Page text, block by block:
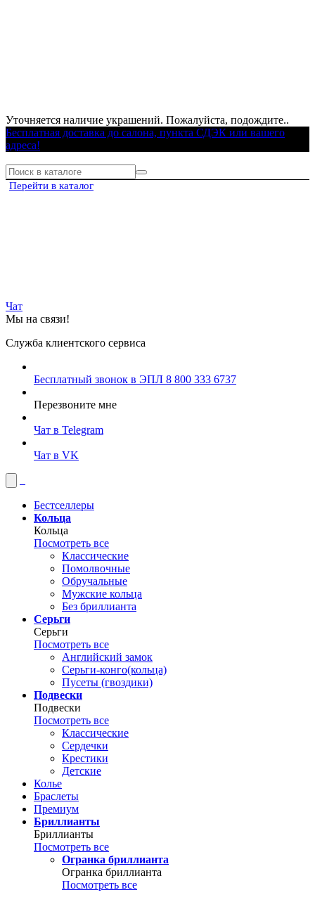
Уточняется наличие украшений. Пожалуйста, подождите..
Бесплатная доставка до салона, пункта СДЭК или вашего
адреса!
Перейти в каталог
Чат
Мы на связи!
Служба клиентского сервиса
Бесплатный звонок в ЭПЛ 8 800 333 6737
Перезвоните мне
Чат в Telegram
Чат в VK
Бестселлеры
Кольца
Кольца
Посмотреть все
Классические
Помолвочные
Обручальные
Мужские кольца
Без бриллианта
Серьги
Серьги
Посмотреть все
Английский замок
Серьги-конго(кольца)
Пусеты (гвоздики)
Подвески
Подвески
Посмотреть все
Классические
Сердечки
Крестики
Детские
Колье
Браслеты
Премиум
Бриллианты
Бриллианты
Посмотреть все
Огранка бриллианта
Огранка бриллианта
Посмотреть все